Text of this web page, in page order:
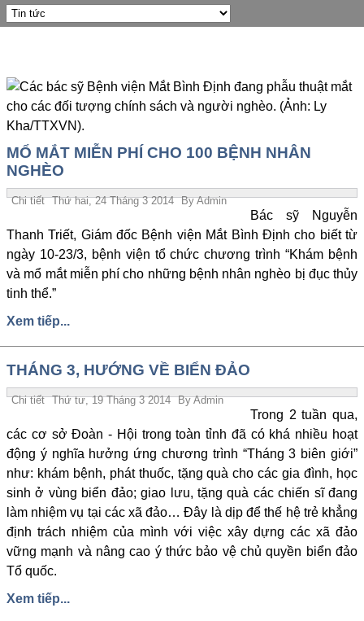
MỔ MẮT MIỄN PHÍ CHO 100 BỆNH NHÂN
NGHÈO
Chi tiết Thứ hai, 24 Tháng 3 2014 ByAdmin
Bác sỹ Nguyễn
Thanh Triết, Giám đốc Bệnh viện Mắt Bình Định cho biết từ
ngày 10-23/3, bệnh viện tổ chức chương trình “Khám bệnh
và mổ mắt miễn phí cho những bệnh nhân nghèo bị đục thủy
tinh thể.”
Xem tiếp...
THÁNG 3, HƯỚNG VỀ BIỂN ĐẢO
Chi tiết Thứ tư, 19 Tháng 3 2014 ByAdmin
Trong 2 tuần qua,
các cơ sở Đoàn - Hội trong toàn tỉnh đã có khá nhiều hoạt
động ý nghĩa hưởng ứng chương trình “Tháng 3 biên giới”
như: khám bệnh, phát thuốc, tặng quà cho các gia đình, học
sinh ở vùng biển đảo; giao lưu, tặng quà các chiến sĩ đang
làm nhiệm vụ tại các xã đảo… Đây là dịp để thế hệ trẻ khẳng
định trách nhiệm của mình với việc xây dựng các xã đảo
vững mạnh và nâng cao ý thức bảo vệ chủ quyền biển đảo
Tổ quốc.
Xem tiếp...